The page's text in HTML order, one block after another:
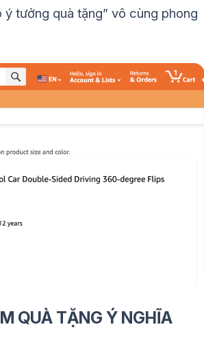
tưởng quà tặng” vô cùng phong
QUÀ TẶNG Ý NGHĨA